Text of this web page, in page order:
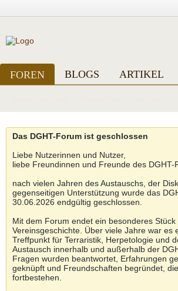
FOREN BLOGS ARTIKEL
Das DGHT-Forum ist geschlossen
Liebe Nutzerinnen und Nutzer,
liebe Freundinnen und Freunde des DGHT-
nach vielen Jahren des Austauschs, der
gegenseitigen Unterstützung wurde das
30.06.2026 endgültig geschlossen.
Mit dem Forum endet ein besonderes Stück
Vereinsgeschichte. Über viele Jahre war es
Treffpunkt für Terraristik, Herpetologie und
Austausch innerhalb und außerhalb der
Fragen wurden beantwortet, Erfahrungen
geknüpft und Freundschaften begründet,
fortbestehen.